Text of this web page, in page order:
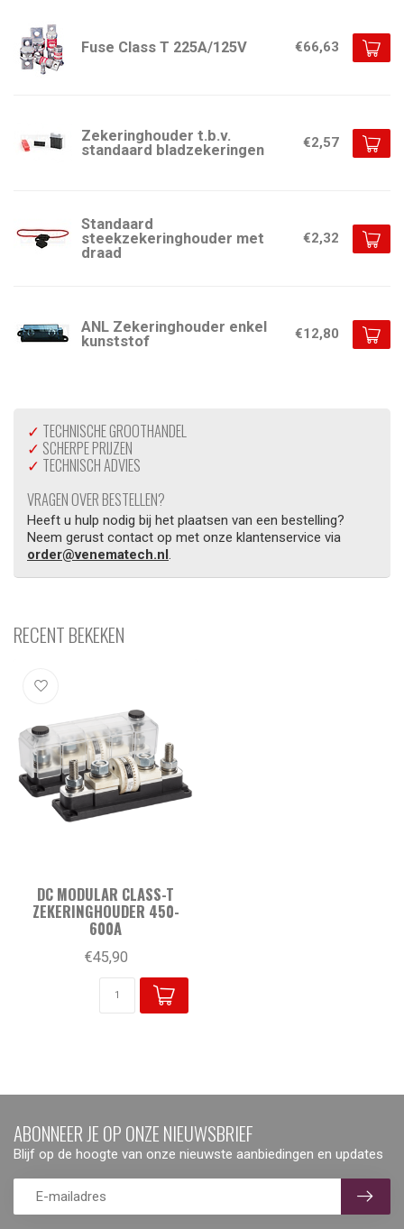
Fuse Class T 225A/125V €66,63
Zekeringhouder t.b.v.
standaard bladzekeringen
€2,57
Standaard
steekzekeringhouder met
draad
€2,32
ANL Zekeringhouder enkel
kunststof
€12,80
✓ TECHNISCHE GROOTHANDEL
✓ SCHERPE PRIJZEN
✓ TECHNISCH ADVIES
VRAGEN OVER BESTELLEN?
Heeft u hulp nodig bij het plaatsen van een bestelling?
Neem gerust contact op met onze klantenservice via
order@venematech.nl.
RECENT BEKEKEN
DC MODULAR CLASS-T
ZEKERINGHOUDER 450-
600A
€45,90
ABONNEER JE OP ONZE NIEUWSBRIEF
Blijf op de hoogte van onze nieuwste aanbiedingen en updates